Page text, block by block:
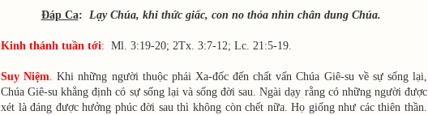
Đáp Ca: Lạy Chúa, khi thức giấc, con no thỏa nhìn chân dung Chúa.
Kinh thánh tuần tới: Ml. 3:19-20; 2Tx. 3:7-12; Lc. 21:5-19.
Suy Niệm . Khi những người thuộc phái Xa-đốc đến chất vấn Chúa Giê-su về sự sống lại,
Chúa Giê-su khẳng định có sự sống lại và sống đời sau. Ngài dạy rằng có những người được
xét là đáng được hưởng phúc đời sau thì không còn chết nữa. Họ giống như các thiên thần.